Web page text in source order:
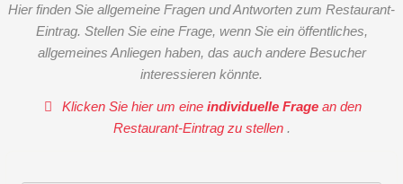
Hier finden Sie allgemeine Fragen und Antworten zum Restaurant-
Eintrag. Stellen Sie eine Frage, wenn Sie ein öffentliches,
allgemeines Anliegen haben, das auch andere Besucher
interessieren könnte.
Klicken Sie hier um eineindividuelle Frage an den
Restaurant-Eintrag zu stellen .